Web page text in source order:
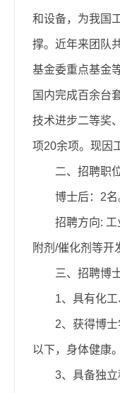
和设备，为我国
撑。近年来团队
基金委重点基金
国内完成百余台
技术进步二等奖
项20余项。现因
二、招聘职
博士后：2名
招聘方向:
附剂/催化剂等开
三、招聘博
1、具有化工
2、获得博
以下，身体健康。
3、具备独